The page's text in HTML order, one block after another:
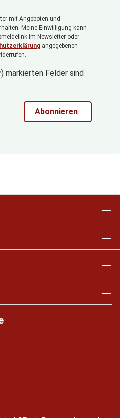
mit Angeboten und
Meine Einwilligung kann
im Newsletter oder
angegebenen
markierten Felder sind
Abonnieren